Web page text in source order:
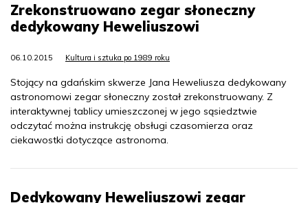
Zrekonstruowano zegar słoneczny
dedykowany Heweliuszowi
06.10.2015 Kultura i sztuka po 1989 roku
Stojący na gdańskim skwerze Jana Heweliusza dedykowany
astronomowi zegar słoneczny został zrekonstruowany. Z
interaktywnej tablicy umieszczonej w jego sąsiedztwie
odczytać można instrukcję obsługi czasomierza oraz
ciekawostki dotyczące astronoma.
Dedykowany Heweliuszowi zegar